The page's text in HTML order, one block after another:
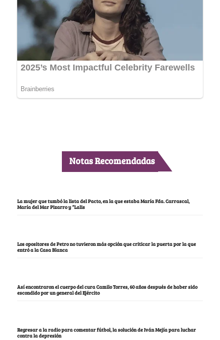
Notas Recomendadas
La mujer que tumbó la lista del Pacto, en la que estaba María Fda. Carrascal,
María del Mar Pizarro y “Lalis
Los opositores de Petro no tuvieron más opción que criticar la puerta por la que
entró a la Casa Blanca
Así encontraron el cuerpo del cura Camilo Torres, 60 años después de haber sido
escondido por un general del Ejército
Regresar a la radio para comentar fútbol, la solución de Iván Mejía para luchar
contra la depresión